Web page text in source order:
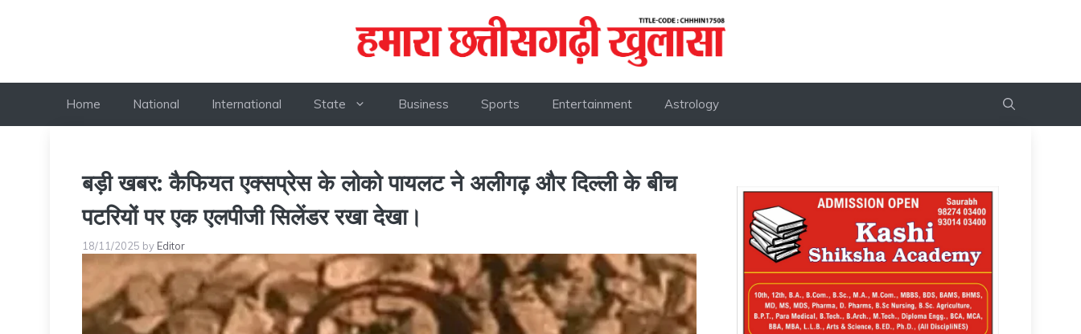
Home National International State Business Sports Entertainment Astrology
बड़ी खबर: कैफियत एक्सप्रेस के लोको पायलट ने अलीगढ़ और दिल्ली के बीच
पटरियों पर एक एलपीजी सिलेंडर रखा देखा।
18/11/2025 by Editor